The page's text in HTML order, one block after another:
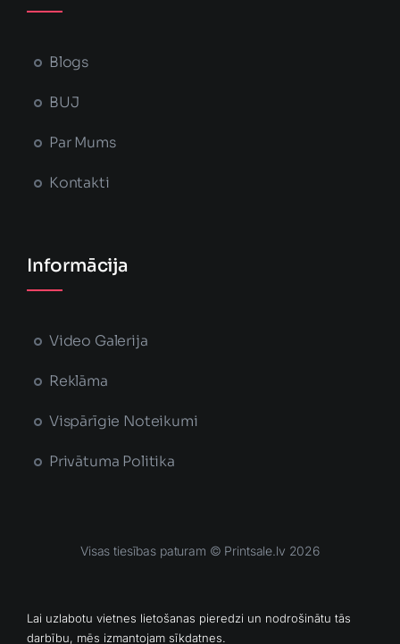
Blogs
BUJ
Par Mums
Kontakti
Informācija
Video Galerija
Reklāma
Vispārīgie Noteikumi
Privātuma Politika
Visas tiesības paturam © Printsale.lv 2026
Lai uzlabotu vietnes lietošanas pieredzi un nodrošinātu tās
darbību, mēs izmantojam sīkdatnes.